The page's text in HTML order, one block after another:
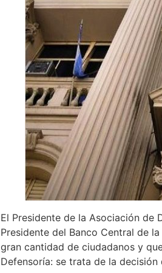
El Presidente de la Asociación de
Presidente del Banco Central de
gran cantidad de ciudadanos y
Defensoría: se trata de la